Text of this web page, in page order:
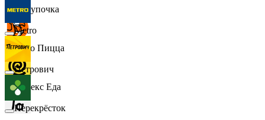
Покупочка
Додо Пицца
Яндекс Еда
Metro
Петрович
Перекрёсток